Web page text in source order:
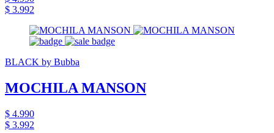
$ 3.992
BLACK by Bubba
MOCHILA MANSON
$ 4.990
$ 3.992